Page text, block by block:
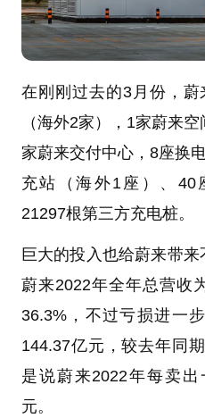
在刚刚过去的3月份，
（海外2家），1家蔚来
家蔚来交付中心，8座换
充站（海外1座）、40
21297根第三方充电桩。
巨大的投入也给蔚来带来
蔚来2022年全年总营收
36.3%，不过亏损进一
144.37亿元，较去年同
是说蔚来2022年每卖
元。